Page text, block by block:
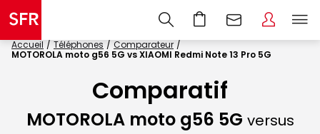
Accueil Téléphones
Comparateur
MOTOROLA moto g56 5G vs XIAOMI Redmi Note 13 Pro 5G
Comparatif
MOTOROLA moto g56 5G versus